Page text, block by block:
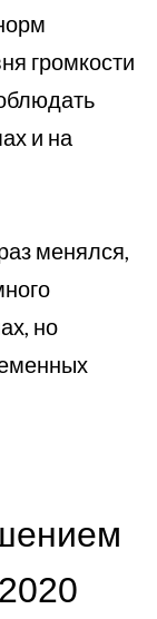
громкости
и на
менялся,
но